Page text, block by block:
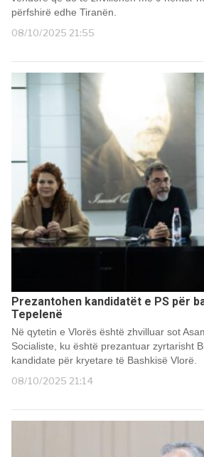
përfshirë edhe Tiranën.
08/10/2025 21:55
Prezantohen kandidatët e PS për
Tepelenë
Në qytetin e Vlorës është zhvilluar sot
Socialiste, ku është prezantuar zyrtarisht
kandidate për kryetare të Bashkisë Vlorë.
08/10/2025 21:14